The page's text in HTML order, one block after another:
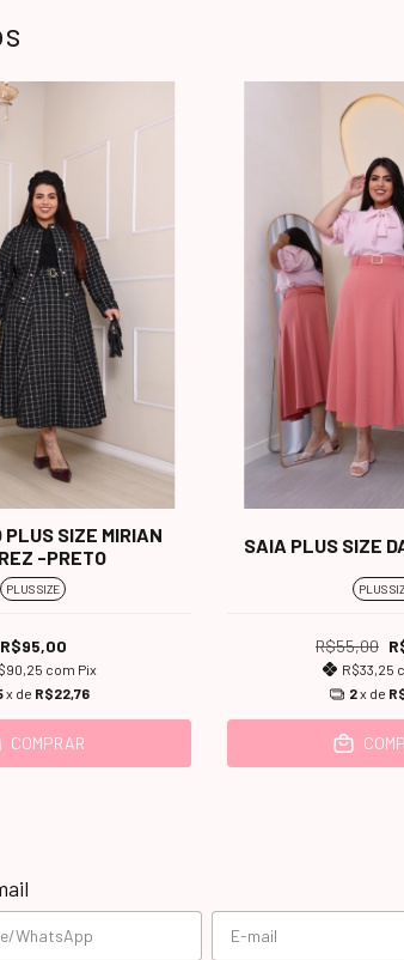
PLUS SIZE MIRIAN
-PRETO
PLUS SIZE
R$95,00
com Pix
x de R$22,76
COMPRAR
SAIA PLUS SIZE
PLUS
R$55,00
R$33,25
2x de